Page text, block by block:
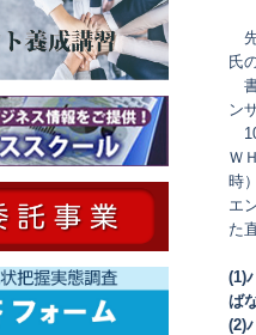
氏
書
ン
Ｗ
時
エ
た
(1)
ば
(2)